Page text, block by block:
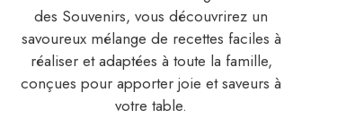
des Souvenirs, vous découvrirez un
savoureux mélange de recettes faciles à
réaliser et adaptées à toute la famille,
conçues pour apporter joie et saveurs à
votre table.